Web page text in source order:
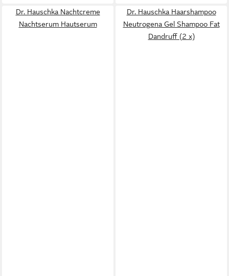
Dr. Hauschka Nachtcreme
Nachtserum Hautserum
Dr. Hauschka Haarshampoo
Neutrogena Gel Shampoo Fat
Dandruff (2 x)